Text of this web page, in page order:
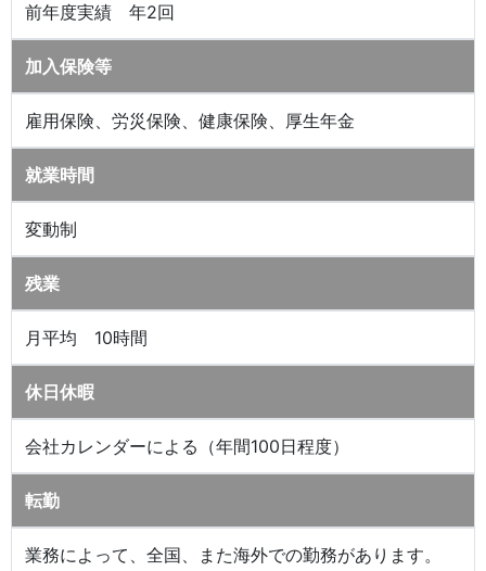
前年度実績 年2回
加入保険等
雇用保険、労災保険、健康保険、厚生年金
就業時間
変動制
残業
月平均 10時間
休日休暇
会社カレンダーによる（年間100日程度）
転勤
業務によって、全国、また海外での勤務があります。